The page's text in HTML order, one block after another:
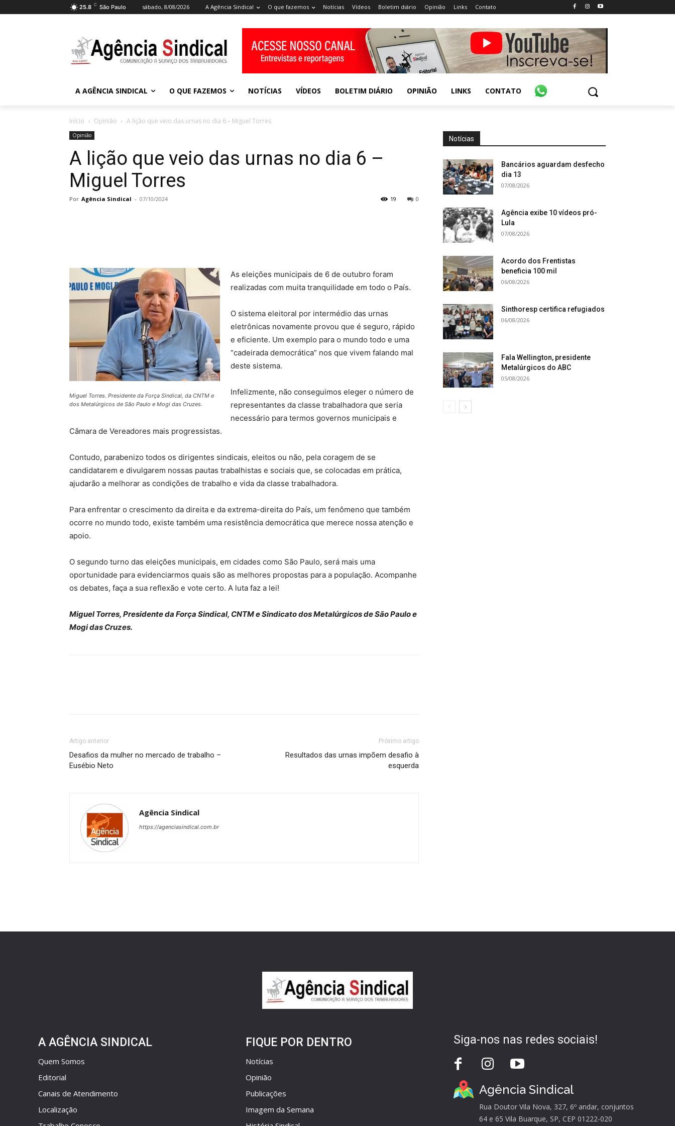
25.8 C São Paulo sábado, 8/08/2026 A Agência Sindical O que fazemos Notícias Vídeos Boletim diário Opinião Links Contato
A AGÊNCIA SINDICAL O QUE FAZEMOS NOTÍCIAS VÍDEOS BOLETIM DIÁRIO OPINIÃO LINKS CONTATO
Início Opinião A lição que veio das urnas no dia 6 – Miguel Torres
Opinião
A lição que veio das urnas no dia 6 –
Miguel Torres
Por Agência Sindical - 07/10/2024 0
19
Miguel Torres. Presidente da Força Sindical, da CNTM e
dos Metalúrgicos de São Paulo e Mogi das Cruzes.
As eleições municipais de 6 de outubro foram
realizadas com muita tranquilidade em todo o País.
O sistema eleitoral por intermédio das urnas
eletrônicas novamente provou que é seguro, rápido
e eficiente. Um exemplo para o mundo todo e uma
“cadeirada democrática” nos que vivem falando mal
deste sistema.
Infelizmente, não conseguimos eleger o número de
representantes da classe trabalhadora que seria
necessário para termos governos municipais e
Câmara de Vereadores mais progressistas.
Contudo, parabenizo todos os dirigentes sindicais, eleitos ou não, pela coragem de se
candidatarem e divulgarem nossas pautas trabalhistas e sociais que, se colocadas em prática,
ajudarão a melhorar as condições de trabalho e vida da classe trabalhadora.
Para enfrentar o crescimento da direita e da extrema-direita do País, um fenômeno que também
ocorre no mundo todo, existe também uma resistência democrática que merece nossa atenção e
apoio.
O segundo turno das eleições municipais, em cidades como São Paulo, será mais uma
oportunidade para evidenciarmos quais são as melhores propostas para a população. Acompanhe
os debates, faça a sua reflexão e vote certo. A luta faz a lei!
Miguel Torres, Presidente da Força Sindical, CNTM e Sindicato dos Metalúrgicos de São Paulo e
Mogi das Cruzes.
Artigo anterior
Desafios da mulher no mercado de trabalho –
Eusébio Neto
Próximo artigo
Resultados das urnas impõem desafio à
esquerda
Agência Sindical
https://agenciasindical.com.br
Notícias
Bancários aguardam desfecho
dia 13
07/08/2026
Agência exibe 10 vídeos pró-
Lula
07/08/2026
Acordo dos Frentistas
beneficia 100 mil
06/08/2026
Sinthoresp certifica refugiados
06/08/2026
Fala Wellington, presidente
Metalúrgicos do ABC
05/08/2026
A AGÊNCIA SINDICAL
Quem Somos
Editorial
Canais de Atendimento
Localização
FIQUE POR DENTRO
Notícias
Opinião
Publicações
Imagem da Semana
Siga-nos nas redes sociais!
Agência Sindical
Rua Doutor Vila Nova, 327, 6º andar, conjuntos
64 e 65 Vila Buarque, SP, CEP 01222-020